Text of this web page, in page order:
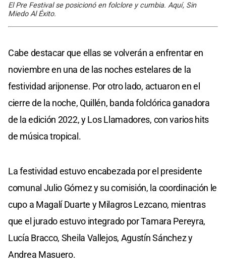
El Pre Festival se posicionó en folclore y cumbia. Aquí, Sin
Miedo Al Éxito.
Cabe destacar que ellas se volverán a enfrentar en
noviembre en una de las noches estelares de la
festividad arijonense. Por otro lado, actuaron en el
cierre de la noche, Quillén, banda folclórica ganadora
de la edición 2022, y Los Llamadores, con varios hits
de música tropical.
La festividad estuvo encabezada por el presidente
comunal Julio Gómez y su comisión, la coordinación le
cupo a Magalí Duarte y Milagros Lezcano, mientras
que el jurado estuvo integrado por Tamara Pereyra,
Lucía Bracco, Sheila Vallejos, Agustín Sánchez y
Andrea Masuero.